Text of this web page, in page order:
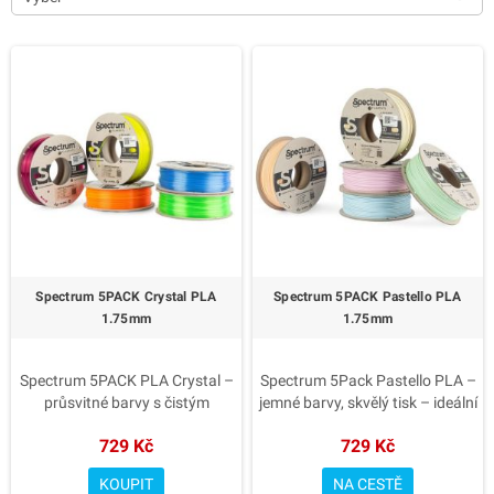
Spectrum 5PACK Crystal PLA
1.75mm
Spectrum 5PACK PLA Crystal –
průsvitné barvy s čistým
kvalitních PLA filamentů s
krystalickým efektem. Ideální
729 Kč
KOUPIT
Spectrum 5PACK Pastello PLA
1.75mm
Spectrum 5Pack Pastello PLA –
jemné barvy, skvělý tisk – ideální
decentní estetiku a
bezproblémovou tisknutelnost.
729 Kč
NA CESTĚ